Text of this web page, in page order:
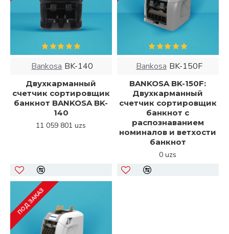
Bankosa BK-140
Двухкарманный
счетчик сортировщик
банкнот BANKOSA BK-
140
11 059 801 uzs
Bankosa BK-150F
BANKOSA BK-150F:
Двухкарманный
счетчик сортировщик
банкнот с
распознаванием
номиналов и ветхости
банкнот
0 uzs
ПОД ЗАКАЗ